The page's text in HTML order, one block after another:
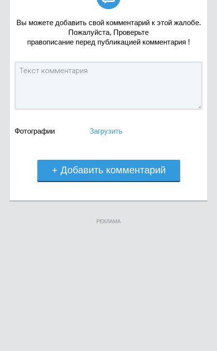
Вы можете добавить свой комментарий к этой жалобе.
Пожалуйста, Проверьте
правописание перед публикацией комментария !
Фотографии Загрузить
+ Добавить комментарий
РЕКЛАМА